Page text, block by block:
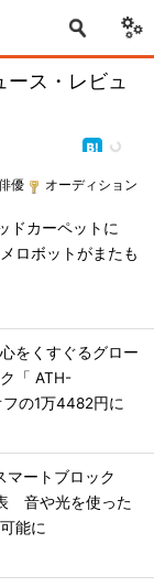
ース・レビュ
優 オーディション
ドカーペットに
ロボットがまたも
をくすぐるグロー
「 ATH-
の1万4482円に
マートブロック
音や光を使った
能に